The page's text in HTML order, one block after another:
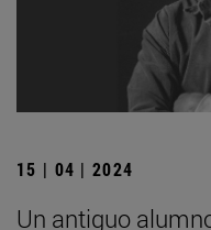
15 | 04 | 2024
Un antiguo